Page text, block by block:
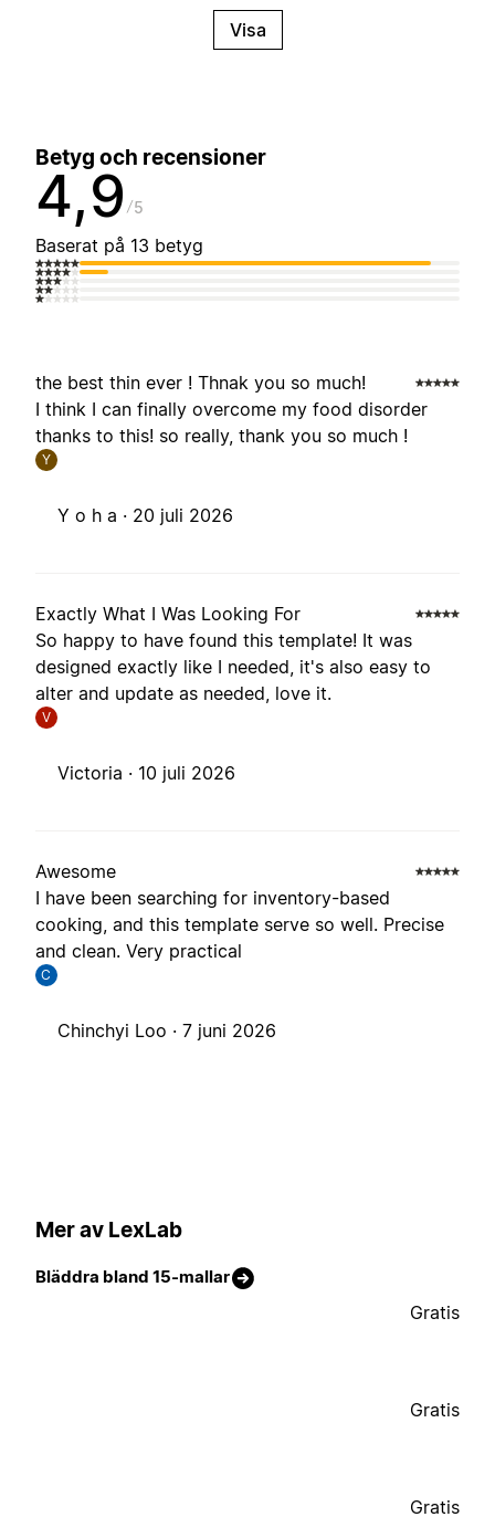
Visa
Betyg och recensioner
4,9 5
Baserat på 13 betyg
the best thin ever ! Thnak you so much!
I think I can finally overcome my food disorder
thanks to this! so really, thank you so much !
Y
Y o h a · 20 juli 2026
Exactly What I Was Looking For
So happy to have found this template! It was
designed exactly like I needed, it's also easy to
alter and update as needed, love it.
V
Victoria · 10 juli 2026
Awesome
I have been searching for inventory-based
cooking, and this template serve so well. Precise
and clean. Very practical
C
Chinchyi Loo · 7 juni 2026
Mer av LexLab
Bläddra bland 15-mallar
Gratis
Gratis
Gratis